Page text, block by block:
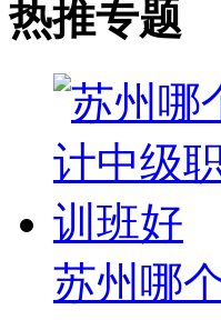
热推专题
苏州哪